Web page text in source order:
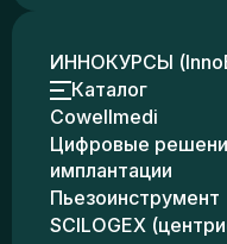
ИННОКУРСЫ
Каталог
Cowellmedi
Цифровые
имплантации
Пьезоинструмент
SCILOGEX